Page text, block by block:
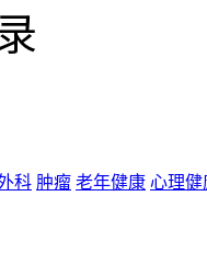
科 肿瘤 老年健康 心理健